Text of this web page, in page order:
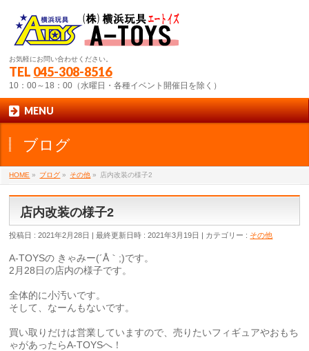
お気軽にお問い合わせください。
TEL 045-308-8516
10：00～18：00（水曜日・各種イベント開催日を除く）
MENU
ブログ
HOME » ブログ » その他 » 店内改装の様子2
店内改装の様子2
投稿日 : 2021年2月28日 最終更新日時 : 2021年3月19日 カテゴリー : その他
A-TOYSの きゃみー(´Å｀;)です。
2月28日の店内の様子です。
全体的に小汚いです。
そして、なーんもないです。
買い取りだけは営業していますので、売りたいフィギュアやおもち
ゃがあったらA-TOYSへ！